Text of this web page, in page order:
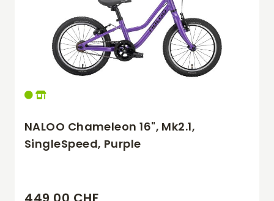
NALOO Chameleon 16", Mk2.1,
SingleSpeed, Purple